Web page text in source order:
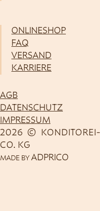
ONLINESHOP
FAQ
VERSAND
KARRIERE
2026 ©
CO. KG
AGB
DATENSCHUTZ
IMPRESSUM
MADE BY ADPRICO